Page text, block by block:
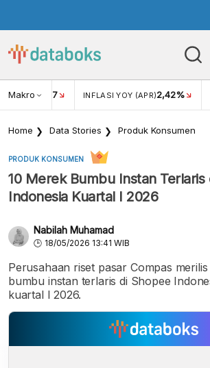
Makro
USD/IDR 17 INFLASI YOY (APR)2,42%
Home Data Stories Produk Konsumen
PRODUK KONSUMEN
10 Merek Bumbu Instan Terlaris
Indonesia Kuartal I 2026
Nabilah Muhamad
18/05/2026 13:41 WIB
Perusahaan riset pasar Compas
bumbu instan terlaris di Shopee
kuartal I 2026.